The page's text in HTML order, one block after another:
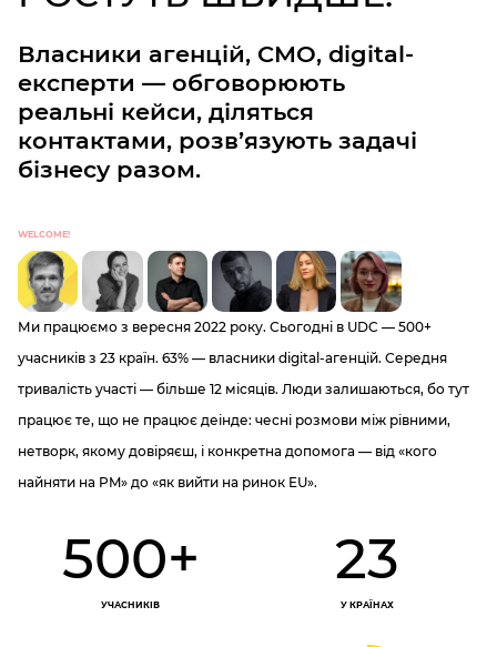
Власники агенцій, CMO, digital-
експерти — обговорюють
реальні кейси, діляться
контактами, розв’язують задачі
бізнесу разом.
WELCOME!
Ми працюємо з вересня 2022 року. Сьогодні в UDC — 500+
учасників з 23 країн. 63% — власники digital-агенцій. Середня
тривалість участі — більше 12 місяців. Люди залишаються, бо тут
працює те, що не працює деінде: чесні розмови між рівними,
нетворк, якому довіряєш, і конкретна допомога — від «кого
найняти на PM» до «як вийти на ринок EU».
500+
УЧАСНИКІВ
23
У КРАЇНАХ